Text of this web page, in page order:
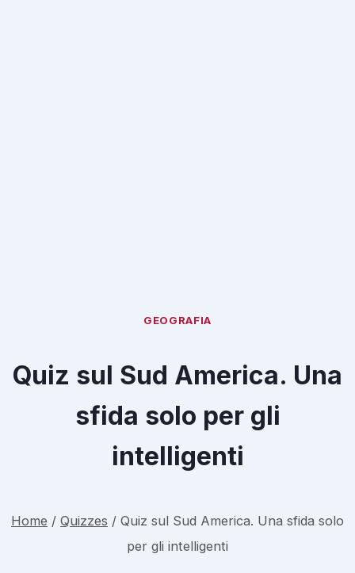
GEOGRAFIA
Quiz sul Sud America. Una
sfida solo per gli
intelligenti
Home / Quizzes / Quiz sul Sud America. Una sfida solo
per gli intelligenti